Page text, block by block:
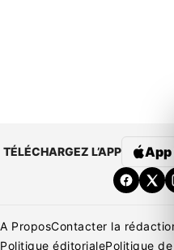
TÉLÉCHARGEZ L’APP App
A ProposContacter la
Politique éditorialePolitique